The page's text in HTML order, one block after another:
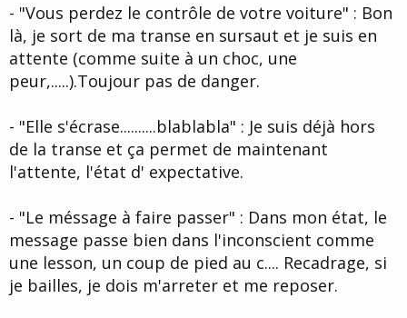
- "Vous perdez le contrôle de votre voiture" : Bon
là, je sort de ma transe en sursaut et je suis en
attente (comme suite à un choc, une
peur,.....).Toujour pas de danger.
- "Elle s'écrase..........blablabla" : Je suis déjà hors
de la transe et ça permet de maintenant
l'attente, l'état d' expectative.
- "Le méssage à faire passer" : Dans mon état, le
message passe bien dans l'inconscient comme
une lesson, un coup de pied au c.... Recadrage, si
je bailles, je dois m'arreter et me reposer.